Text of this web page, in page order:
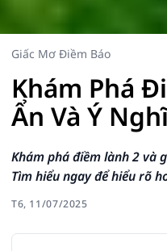
Giấc Mơ Điềm Báo
Khám Phá
Ẩn Và Ý
Khám phá điềm lành 2 và
Tìm hiểu ngay để hiểu rõ
T6, 11/07/2025